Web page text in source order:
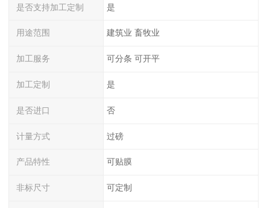
是否支持加工定制 是
用途范围 建筑业 畜牧业
加工服务 可分条 可开平
加工定制 是
是否进口 否
计量方式 过磅
产品特性 可贴膜
非标尺寸 可定制